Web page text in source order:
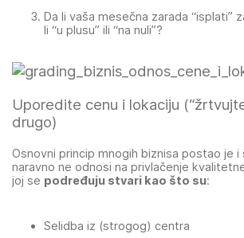
Da li vaša mesečna zarada “isplati”
li “u plusu” ili “na nuli”?
Uporedite cenu i lokaciju
drugo)
Osnovni princip mnogih biznisa postao je i
naravno ne odnosi na privlačenje
joj se podređuju stvari kao što su:
Selidba iz (strogog) centra